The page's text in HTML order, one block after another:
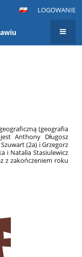
LOGOWANIE
(geografia
Anthony Długosz
(2a) i Grzegorz
i Natalia Stasiulewicz
z zakończeniem roku